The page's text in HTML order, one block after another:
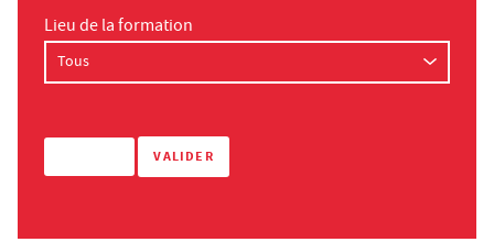
Lieu de la formation